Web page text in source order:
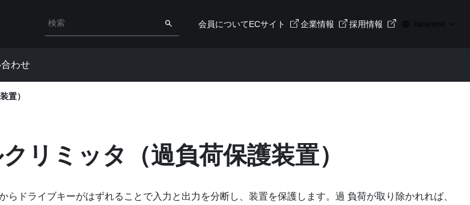
検索キーワード入力 検索
会員についてECサイト 企業情報 採用情報 Japanese
わせ
置）
リミッタ（過負荷保護装置）
らドライブキーがはずれることで入力と出力を分断し、装置を保護します。過 負荷が取り除かれれば、